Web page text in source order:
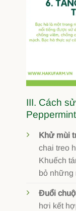
III. Cách
Peppermint
Khử mùi
chai treo
Khuếch
bỏ những
Đuổi
hơi kết